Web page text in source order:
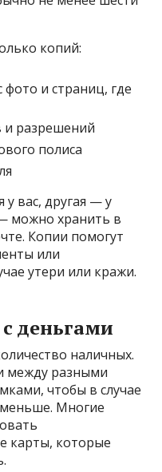
копий:
фото и страниц, где
и разрешений
полиса
у вас, другая — у
можно хранить в
Копии помогут
или
утери или кражи.
деньгами
наличных.
между разными
чтобы в случае
Многие
карты, которые